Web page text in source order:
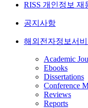
RISS 개인정보 재
공지사항
해외전자정보서
Academic
Ebooks
Dissertations
Conference
Reviews
Reports